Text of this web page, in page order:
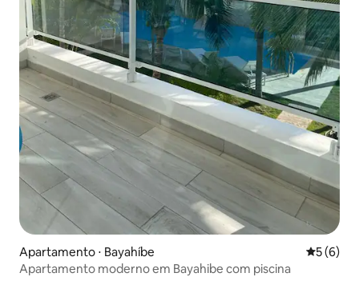
Apartamento ⋅ Bayahíbe 5 de
5 (6)
Apartamento moderno em Bayahibe com piscina